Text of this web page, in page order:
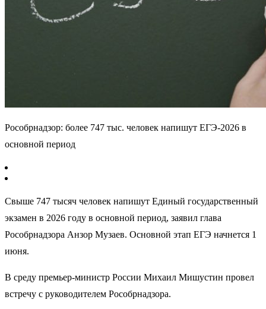
Рособрнадзор: более 747 тыс. человек напишут ЕГЭ-2026 в
основной период
Свыше 747 тысяч человек напишут Единый государственный
экзамен в 2026 году в основной период, заявил глава
Рособрнадзора Анзор Музаев. Основной этап ЕГЭ начнется 1
июня.
В среду премьер-министр России Михаил Мишустин провел
встречу с руководителем Рособрнадзора​​​.